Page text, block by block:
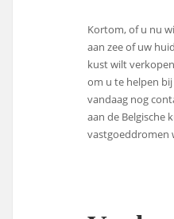
Kortom, of u nu
aan zee of uw
kust wilt
om u te helpen
vandaag nog
aan de Belgische
vastgoeddromen